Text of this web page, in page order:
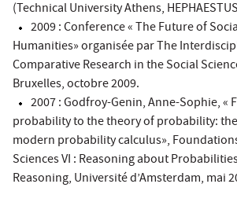
(Technical University Athens,
2009 : Conference « The Future of
Humanities» organisée par The
Comparative Research in the Social
Bruxelles, octobre 2009.
2007 : Godfroy-Genin, Anne-Sophie, «
probability to the theory of probability:
modern probability calculus»,
Sciences VI : Reasoning about
Reasoning, Université d’Amsterdam, mai